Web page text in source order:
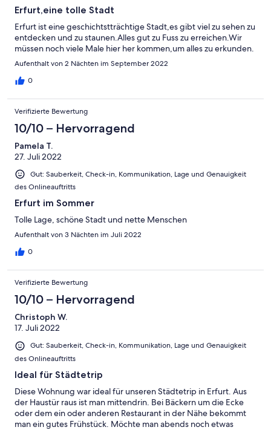
Erfurt,eine tolle Stadt
Erfurt ist eine geschichtstträchtige Stadt,es gibt viel zu sehen zu
entdecken und zu staunen.Alles gut zu Fuss zu erreichen.Wir
müssen noch viele Male hier her kommen,um alles zu erkunden.
Aufenthalt von 2 Nächten im September 2022
0
Verifizierte Bewertung
10/10 – Hervorragend
Pamela T.
27. Juli 2022
Gut: Sauberkeit, Check-in, Kommunikation, Lage und Genauigkeit
des Onlineauftritts
Erfurt im Sommer
Tolle Lage, schöne Stadt und nette Menschen
Aufenthalt von 3 Nächten im Juli 2022
0
Verifizierte Bewertung
10/10 – Hervorragend
Christoph W.
17. Juli 2022
Gut: Sauberkeit, Check-in, Kommunikation, Lage und Genauigkeit
des Onlineauftritts
Ideal für Städtetrip
Diese Wohnung war ideal für unseren Städtetrip in Erfurt. Aus
der Haustür raus ist man mittendrin. Bei Bäckern um die Ecke
oder dem ein oder anderen Restaurant in der Nähe bekommt
man ein gutes Frühstück. Möchte man abends noch etwas